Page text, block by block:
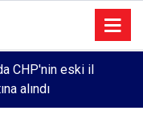
CHP'nin eski il
alındı